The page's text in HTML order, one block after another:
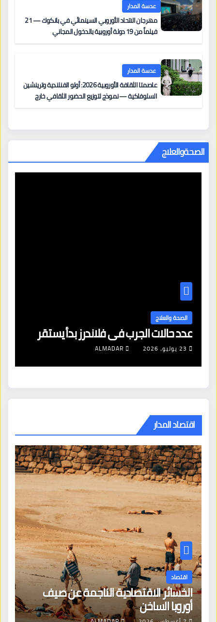
عدسة المدار
مهرجان الاتحاد الأوروبي السينمائي في بانكوك — 21
فيلماً من 19 دولة أوروبية بالدخول المجاني
عدسة المدار
عاصمتا الثقافة الأوروبية 2026: أولو الفنلندية وترينشين
السلوفاكية — نموذج لتوزيع الحضور الثقافي خارج
الصحةوالعلاج
الصحة والعلاج
عدد حالات الجرب في فلاندرز بدأ يستقر
23 يوليو، 2026 ALMADAR
اقتصاد المدار
اقتصاد
الخسائر الاقتصادية الناجمة عن صيف
أوروبا الساخن